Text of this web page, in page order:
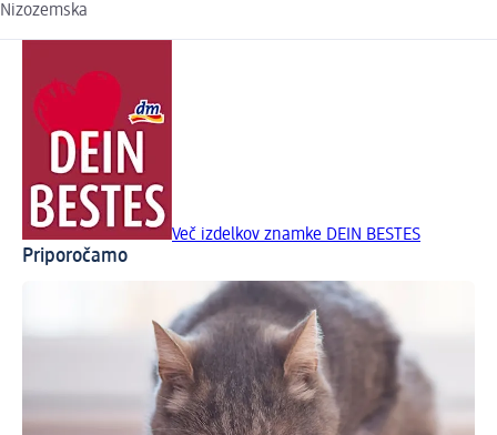
Nizozemska
Več izdelkov znamke DEIN BESTES
Priporočamo